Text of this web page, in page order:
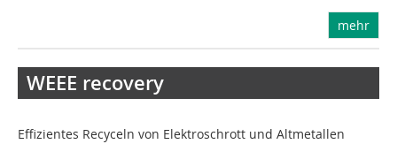
mehr
WEEE recovery
Effizientes Recyceln von Elektroschrott und Altmetallen